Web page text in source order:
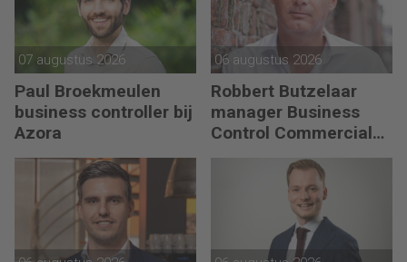
07 augustus 2026
Paul Broekmeulen
business controller bij
Azora
06 augustus 2026
Robbert Butzelaar
manager Business
Control Commercial
bij PLUS Retail